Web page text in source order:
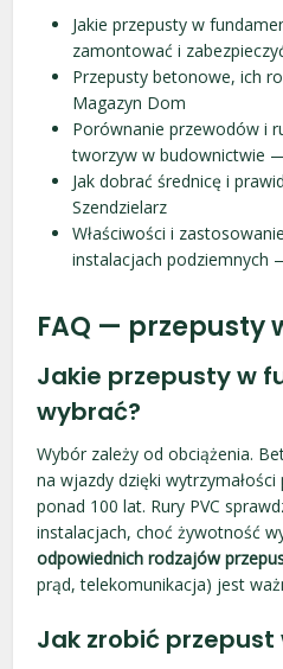
Jakie przepusty w
zamontować i
Przepusty betonowe, ich
Magazyn Dom
Porównanie przewodów i
tworzyw w budownictwie
Jak dobrać średnicę i
Szendzielarz
Właściwości i
instalacjach podziemnych
FAQ — przepusty
Jakie przepusty w
wybrać?
Wybór zależy od obciążenia.
na wjazdy dzięki
ponad 100 lat. Rury PVC
instalacjach, choć żywotność
odpowiednich rodzajów
prąd, telekomunikacja) jest
Jak zrobić